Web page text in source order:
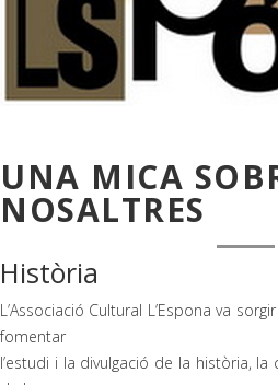
UNA MICA
NOSALTRES
Història
L’Associació Cultural L’Espona va
fomentar
l’estudi i la divulgació de la història,